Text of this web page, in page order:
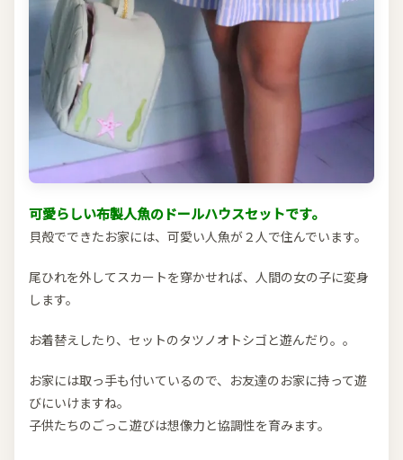
可愛らしい布製人魚のドールハウスセットです。
貝殻でできたお家には、可愛い人魚が２人で住んでいます。
尾ひれを外してスカートを穿かせれば、人間の女の子に変身
します。
お着替えしたり、セットのタツノオトシゴと遊んだり。。
お家には取っ手も付いているので、お友達のお家に持って遊
びにいけますね。
子供たちのごっこ遊びは想像力と協調性を育みます。